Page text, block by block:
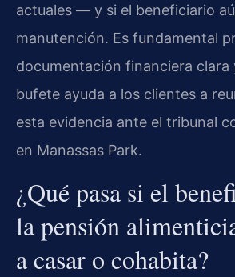
actuales — y si el beneficiario
manutención. Es fundamental
documentación financiera clara
bufete ayuda a los clientes a
esta evidencia ante el tribunal
en Manassas Park.
¿Qué pasa si el
la pensión
a casar o cohabita?